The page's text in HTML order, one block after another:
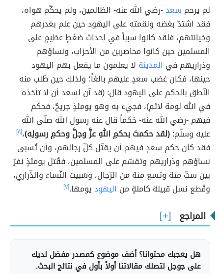
لم يرحم سعد-رضي الله عنه- الظالمين، ولم يحكّم هواه،
فقد اشتدّ بغضه ونقمته على اليهود حين علم بغدرهم
وخيانتهم، فلقد كانوا سبباً في إحداث ضغطٍ عظيمٍ على
المسلمين حين كانوا محاصرين من الأحزاب، ونساؤهم
وذراريهم في المدينة لا يعلمون ما يفعل بهم اليهود
حينها، فكان غضب سعدٍ عليهم بالغاً؛ ولذلك حين طُلب منه
النّطق بالحكم على اليهود قال: (قد آن لسعد أن لا تأخذه
في الله لومة لائم)، فجيء به وهو يومئذٍ جريحٌ، فحكم
فيهم -رضي الله عنه- حُكماً قال عنه رسول الله صلّى الله
عليه وسلّم:(لقد حكمتَ بحكمِ اللهِ عزَّ وجلَّ وحكمِ رسولِه)،[٨]
فقد كان حكم سعدٍ فيهم أن يقتّل كلّ رجالهم، وأن تُسبى
نساؤهم وذراريهم وتقسّم على المسلمين، فقُتل يومئذٍ نفرٌ
بين ستّ مئة وتسع مئة من الرّجال، وسُبيت النّساء والذّراري،
وقُطع نسل قبيلة كاملةٍ من اليهوديومها.[٧]
المراجع
هل يعجبك محتوانا؟ أضف موضوع كمصدر مفضل لديك
على جوجل لتصلك مقالاتنا أولاً بأول في نتائج البحث.